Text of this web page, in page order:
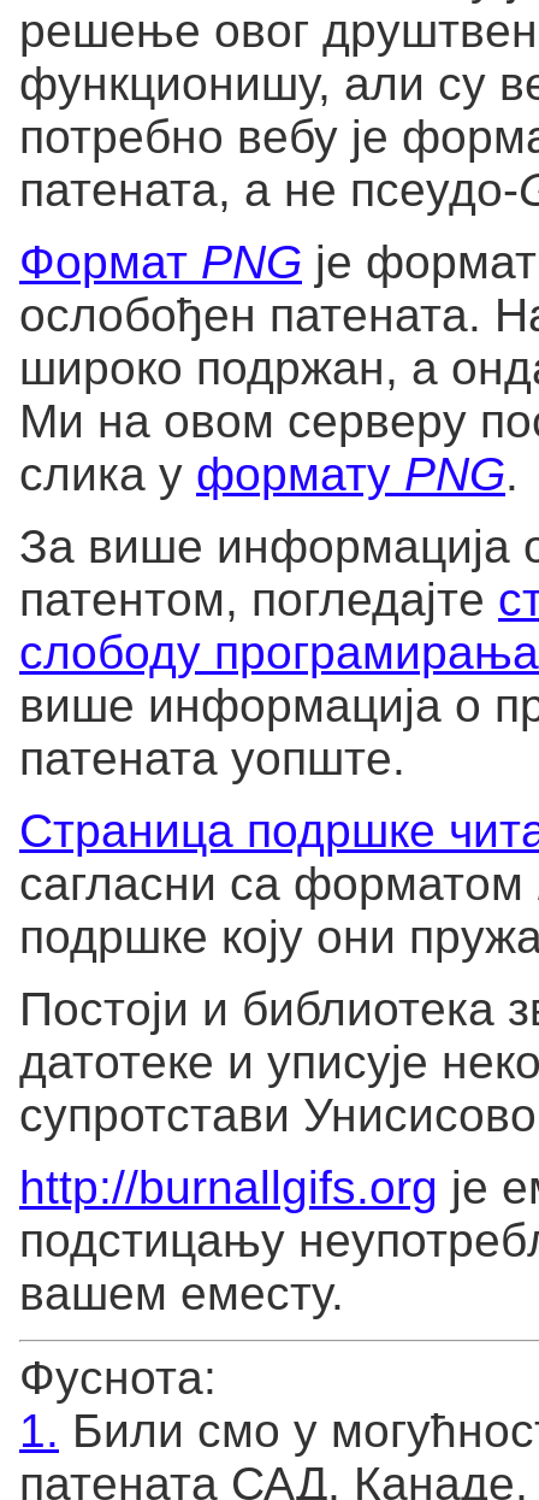
решење овог
функционишу, али су
потребно вебу је
патената, а не псеудо-
Формат PNG је формат
ослобођен патената.
широко подржан, а
Ми на овом серверу
слика у формату PNG.
За више информација
патентом, погледајте
слободу програмирања
више информација о
патената уопште.
Страница подршке
сагласни са форматом
подршке коју они
Постоји и библиотека
датотеке и уписује
супротстави
http://burnallgifs.org је
подстицању
вашем еместу.
Фуснота:
1. Били смо у
патената САД, Канаде,